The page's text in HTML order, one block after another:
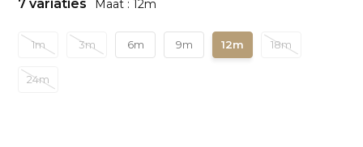
7 variaties Maat : 12m
1m 3m 6m 9m 12m 18m
24m